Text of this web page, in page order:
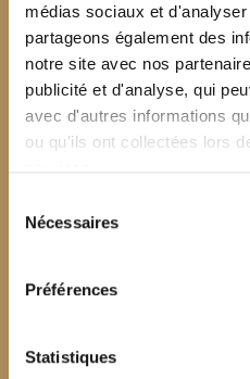
médias sociaux et
partageons également des
notre site avec nos
publicité et d'analyse, qui
avec d'autres informations
ou qu'ils ont collectées lors
Nécessaires
Préférences
Statistiques